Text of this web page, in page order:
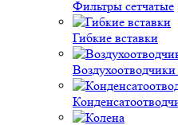
Фильтры сетчатые
Гибкие вставки
Воздухоотводчики